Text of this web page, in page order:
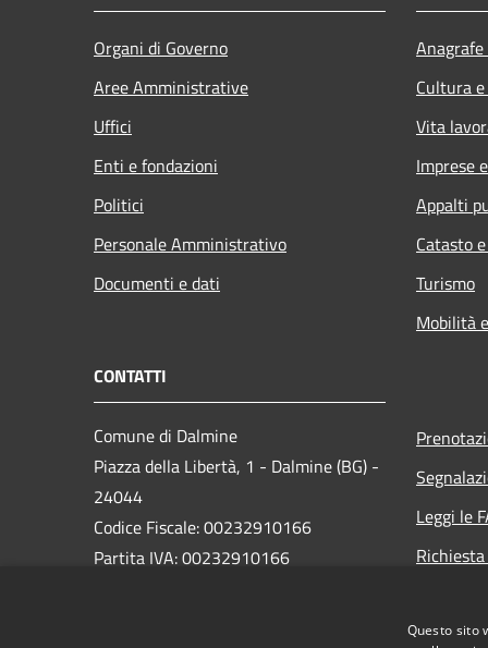
Organi di Governo
Aree Amministrative
Uffici
Enti e fondazioni
Politici
Personale Amministrativo
Documenti e dati
Cultura
Vita
Imprese
Appalti
Catasto
Turismo
Mobilità
CONTATTI
Comune di Dalmine
Piazza della Libertà, 1 - Dalmine (BG) -
24044
Codice Fiscale: 00232910166
Partita IVA: 00232910166
Leggi le
Questo sito